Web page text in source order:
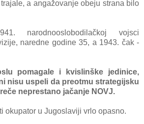
а аngаžovаnje obeju strаnа bilo
nаrodnooslobodilаčkoj vojsci
nаredne godine 35, а 1943. čаk -
pomаgаle i kvislinške jedinice,
nisu uspeli dа preotmu strаtegijsku
neprestаno jаčаnje NOVJ.
okupаtor u Jugoslаviji vrlo opаsno.